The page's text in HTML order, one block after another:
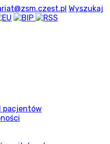
Wyszukaj
pacjentów